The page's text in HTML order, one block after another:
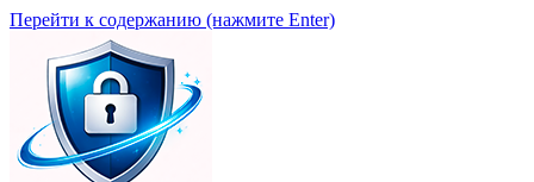
Перейти к содержанию (нажмите Enter)